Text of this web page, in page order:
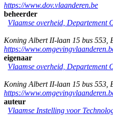
https://www.dov.vlaanderen.be
beheerder
Vlaamse overheid, Departement
Koning Albert II-laan 15 bus 553
https://
eigenaar
Vlaamse overheid, Departement
Koning Albert II-laan 15 bus 553
https://
auteur
Vlaamse Instelling voor